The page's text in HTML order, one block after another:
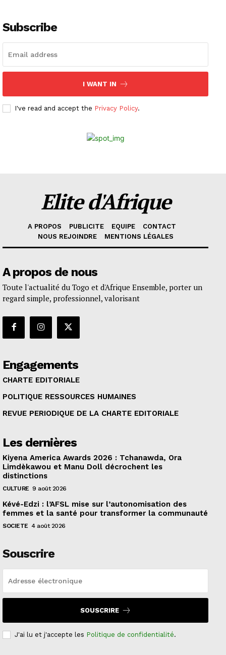
Subscribe
I WANT IN
I've read and accept the Privacy Policy.
Elite d'Afrique
A PROPOS PUBLICITE EQUIPE
CONTACT
NOUS REJOINDRE
MENTIONS LÉGALES
A propos de nous
Toute l'actualité du Togo et d'Afrique Ensemble, porter un
regard simple, professionnel, valorisant
Engagements
CHARTE EDITORIALE
POLITIQUE RESSOURCES HUMAINES
REVUE PERIODIQUE DE LA CHARTE EDITORIALE
Les dernières
Kiyena America Awards 2026 : Tchanawda, Ora
Limdèkawou et Manu Doll décrochent les
distinctions
CULTURE 9 août 2026
Kévé-Edzi : l’AFSL mise sur l’autonomisation des
femmes et la santé pour transformer la communauté
SOCIETE 4 août 2026
Souscrire
SOUSCRIRE
J'ai lu et j'accepte les Politique de confidentialité.